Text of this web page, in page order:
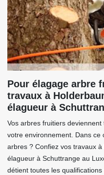
Pour élagage arbre
travaux à
élagueur à
Vos arbres fruitiers
votre environnement. Dans ce
arbres ? Confiez vos travaux
élagueur à Schuttrange au
détient toutes les